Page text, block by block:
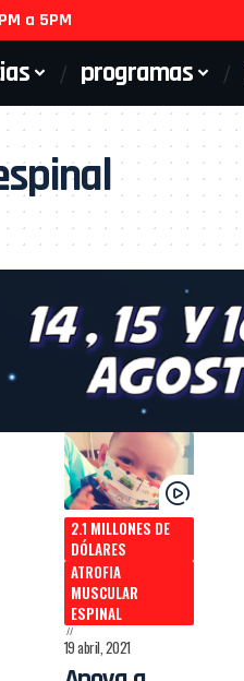
a 5PM
programas
2.1 MILLONES DE
DÓLARES
ATROFIA
MUSCULAR
ESPINAL
19 abril, 2021